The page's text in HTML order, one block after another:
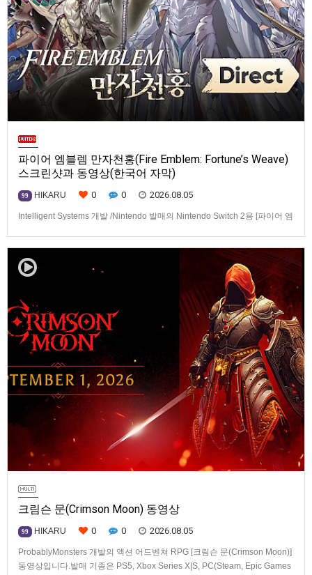
파이어 엠블렘 만자천홍(Fire Emblem: Fortune’s Weave)
스크린샷과 동영상(한국어 자막)
99 HIKARU 0 0 2026.08.05
Intelligent Systems 개발 /Nintendo 발매의 Nintendo Switch 2용 [파이어 엠
크림슨 문(Crimson Moon) 동영상
99 HIKARU 0 0 2026.08.05
ProbablyMonsters 개발의 액션 어드벤쳐 RPG [크림슨 문(Crimson Moon)]
동영상입니다.발매 기종은 PS5, Xbox Series X|S, PC(Steam, Epic Games